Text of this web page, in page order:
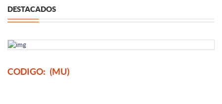
DESTACADOS
CODIGO: (MU)